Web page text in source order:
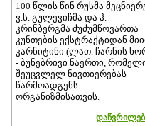
100 წლის წინ რუსმა
ვ.ს. გულევიჩმა და ჰ.
კრინბერგმა ძუძუმწოვართა
კუნთების ექსტრაქტიდან
კარნიტინი (ლათ. ჩარნის
- ბუნებრივი ნაერთი,
შეუცვლელ ნივთიერებას
წარმოადგენს
ორგანიზმისათვის.